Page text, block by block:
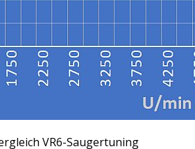
VR6-Saugertuning